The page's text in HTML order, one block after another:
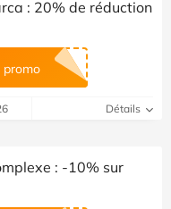
: 20% de réduction
promo
Détails
: -10% sur